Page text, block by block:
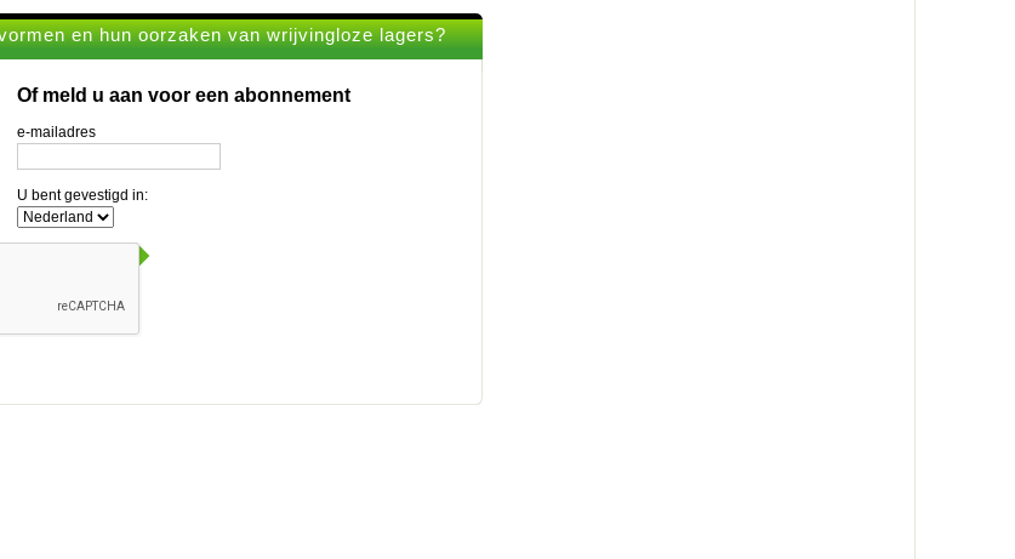
en hun oorzaken van wrijvingloze lagers?
Of meld u aan voor een abonnement
e-mailadres
U bent gevestigd in: